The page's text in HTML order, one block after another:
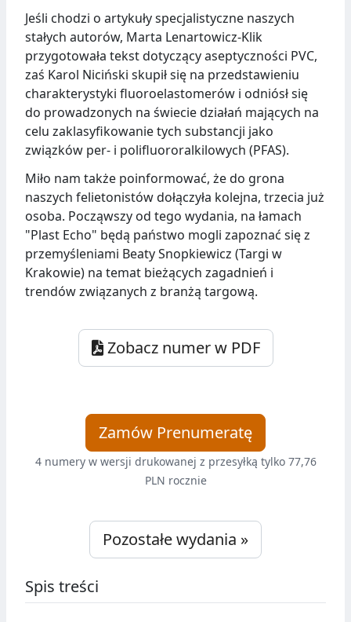
Jeśli chodzi o artykuły specjalistyczne naszych
stałych autorów, Marta Lenartowicz-Klik
przygotowała tekst dotyczący aseptyczności PVC,
zaś Karol Niciński skupił się na przedstawieniu
charakterystyki fluoroelastomerów i odniósł się
do prowadzonych na świecie działań mających na
celu zaklasyfikowanie tych substancji jako
związków per- i polifluororalkilowych (PFAS).
Miło nam także poinformować, że do grona
naszych felietonistów dołączyła kolejna, trzecia już
osoba. Począwszy od tego wydania, na łamach
"Plast Echo" będą państwo mogli zapoznać się z
przemyśleniami Beaty Snopkiewicz (Targi w
Krakowie) na temat bieżących zagadnień i
trendów związanych z branżą targową.
Zobacz numer w PDF
Zamów Prenumeratę
4 numery w wersji drukowanej z przesyłką tylko 77,76
PLN rocznie
Pozostałe wydania »
Spis treści